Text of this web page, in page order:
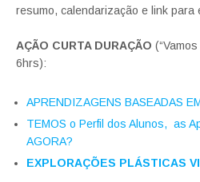
resumo, calendarização e link para
AÇÃO CURTA DURAÇÃO
6hrs):
APRENDIZAGENS BASEADAS
TEMOS o Perfil dos Alunos, as
AGORA?
EXPLORAÇÕES PLÁSTICAS